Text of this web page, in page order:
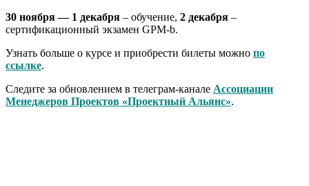
30 ноября — 1 декабря – обучение, 2 декабря –
сертификационный экзамен GPM-b.
Узнать больше о курсе и приобрести билеты можно по
ссылке.
Следите за обновлением в телеграм-канале Ассоциации
Менеджеров Проектов «Проектный Альянс».